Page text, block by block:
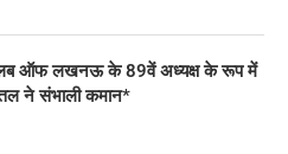
ऑफ लखनऊ के 89वें अध्यक्ष के रूप में
ने संभाली कमान*